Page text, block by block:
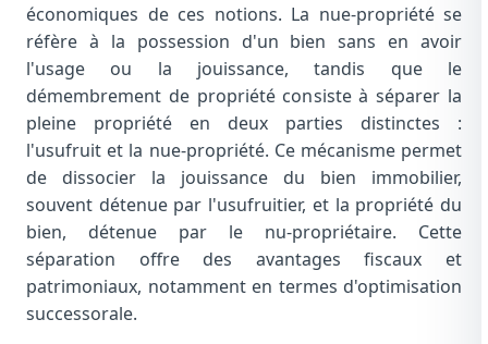
économiques de ces notions. La nue-propriété se
réfère à la possession d'un bien sans en avoir
l'usage ou la jouissance, tandis que le
démembrement de propriété consiste à séparer la
pleine propriété en deux parties distinctes :
l'usufruit et la nue-propriété. Ce mécanisme permet
de dissocier la jouissance du bien immobilier,
souvent détenue par l'usufruitier, et la propriété du
bien, détenue par le nu-propriétaire. Cette
séparation offre des avantages fiscaux et
patrimoniaux, notamment en termes d'optimisation
successorale.